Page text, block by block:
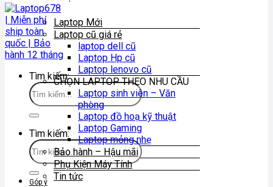
Tìm kiếm:
Tìm kiếm:
Góp ý
Laptop Mới
Laptop cũ giá rẻ
laptop dell cũ
Laptop Hp cũ
Laptop lenovo cũ
CHỌN LAPTOP THEO NHU CẦU
Laptop sinh viên – Văn
phòng
Laptop đồ hoạ kỹ thuật
Laptop Gaming
Laptop mỏng nhẹ
Bảo hành – Hậu mãi
Phụ Kiện Máy Tính
Tin tức